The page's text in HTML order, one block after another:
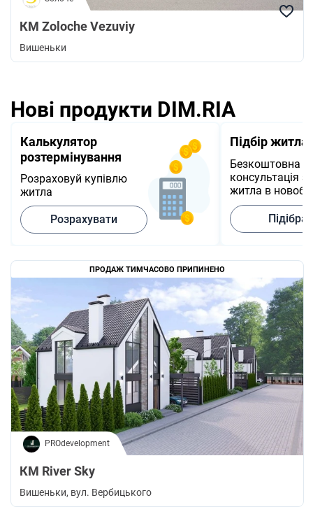
КМ Zoloche Vezuviy
Вишеньки
Нові продукти DIM.RIA
Калькулятор
розтермінування
Розраховуй купівлю
житла
Розрахувати
Підбір житла
Безкоштовна
консультація з
житла в
ПРОДАЖ ТИМЧАСОВО ПРИПИНЕНО
PROdevelopment
КМ River Sky
Вишеньки, вул. Вербицького